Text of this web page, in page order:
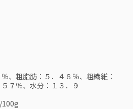
、粗脂肪：５．４８％、粗繊維：
７％、水分：１３．９